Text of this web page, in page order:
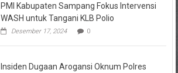
PMI Kabupaten Sampang Fokus Intervensi
WASH untuk Tangani KLB Polio
Desember 17, 2024 0
Insiden Dugaan Arogansi Oknum Polres